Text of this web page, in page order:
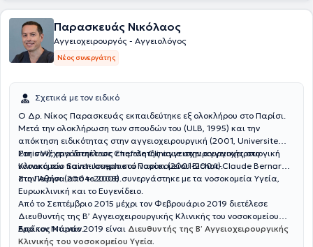
Παρασκευάς Νικόλαος
Αγγειοχειρουργός - Αγγειολόγος
Νέος συνεργάτης
Σχετικά με τον ειδικό
Ο Δρ. Νίκος Παρασκευάς εκπαιδεύτηκε εξ ολοκλήρου στο Παρίσι.
Μετά την ολοκλήρωση των σπουδών του (ULB, 1995) και την
απόκτηση ειδικότητας στην αγγειοχειρουργική (2001, Universite
Paris VI), εργάστηκε ως επιμελητής αγγειοχειρουργικής στο
νοσοκομείο Saint-Joseph στο Παρίσι (2001-2004).
Στη συνέχεια διετέλεσε Chef de Clinique στην αγγειοχειρουργική
Κλινική του πανεπιστημιακού νοσοκομείου Bichat-Claude Bernard
στο Παρίσι (2004-2008).
Στην Αθήνα από το 2008 συνεργάστηκε με τα νοσοκομεία Υγεία,
Ευρωκλινική και το Ευγενίδειο.
Από το Σεπτέμβριο 2015 μέχρι τον Φεβρουάριο 2019 διετέλεσε
Διευθυντής της Β’ Αγγειοχειρουργικής Κλινικής του νοσοκομείου
Ερρίκος Ντυνάν.
Από τον Μάρτιο 2019 είναι Διευθυντής της Β’ Αγγειοχειρουργικής
Κλινικής του νοσοκομείου Υγεία.